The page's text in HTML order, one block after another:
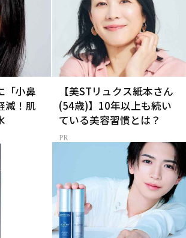
「小鼻
減！肌
【美STリュクス紙本さん
(54歳)】10年以上も続い
ている美容習慣とは？